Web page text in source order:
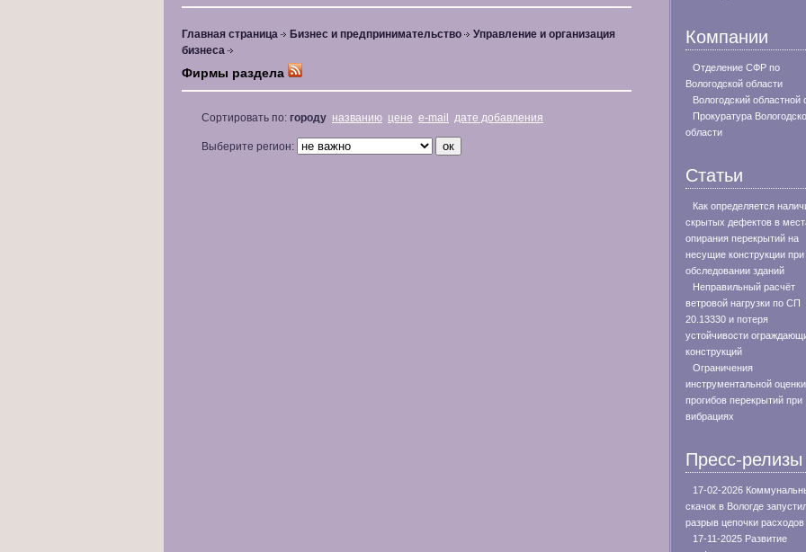
Главная страница Бизнес и предпринимательство
Управление и организация
бизнеса
Фирмы раздела
Сортировать по: городу названию цене e-mail дате добавления
Выберите регион:
Компании
Отделение СФР по
Вологодской области
Вологодский областной
Прокуратура
области
Статьи
Как определяется
скрытых дефектов в
опирания перекрытий на
несущие конструкции при
обследовании зданий
Неправильный расчёт
ветровой нагрузки по СП
20.13330 и потеря
устойчивости
конструкций
Ограничения
инструментальной оценки
прогибов перекрытий при
вибрациях
Пресс-релизы
17-02-2026
скачок в Вологде
разрыв цепочки расходов
17-11-2025 Развитие